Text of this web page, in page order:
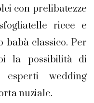
con prelibatezze
ricce e
classico. Per
la possibilità di
wedding
nuziale.